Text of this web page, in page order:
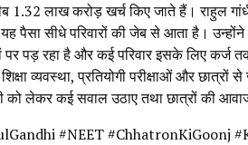
₹1.32 लाख करोड़ खर्च किए जाते हैं। राहुल
पैसा सीधे परिवारों की जेब से आता है। उन्होंने
पर पड़ रहा है और कई परिवार इसके लिए
व्यवस्था, प्रतियोगी परीक्षाओं और
को लेकर कई सवाल उठाए तथा छात्रों की
#NEET #ChhatronKiGoonj